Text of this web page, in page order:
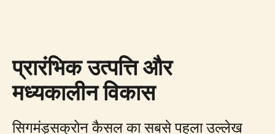
प्रारंभिक उत्पत्ति और
मध्यकालीन विकास
सिगमंड्सक्रोन कैसल का सबसे पहला उल्लेख